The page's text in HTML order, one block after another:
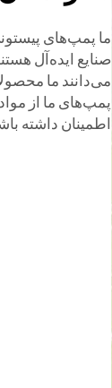
ما پمپ‌های
صنایع ایده‌آل
می‌دانند ما
پمپ‌های ما از
اطمینان داشته